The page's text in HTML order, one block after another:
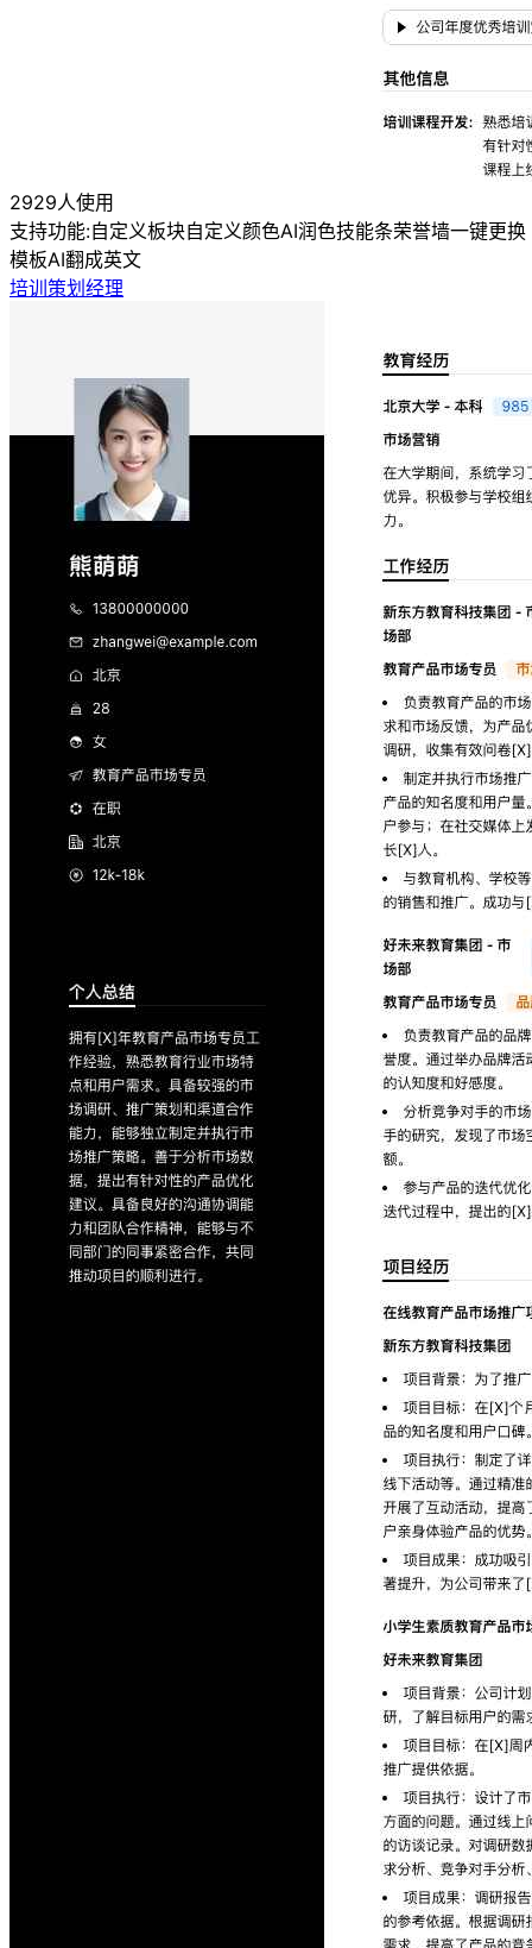
2929人使用
支持功能:自定义板块自定义颜色AI润色技能条荣誉墙一键更换
模板AI翻成英文
培训策划经理